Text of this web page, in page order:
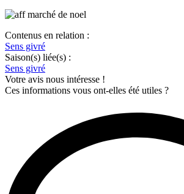
Contenus en relation :
Sens givré
Saison(s) liée(s) :
Sens givré
Votre avis nous intéresse !
Ces informations vous ont-elles été utiles ?